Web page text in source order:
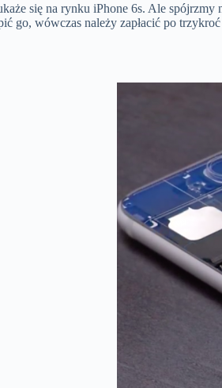
się na rynku iPhone 6s. Ale
go, wówczas należy zapłacić po